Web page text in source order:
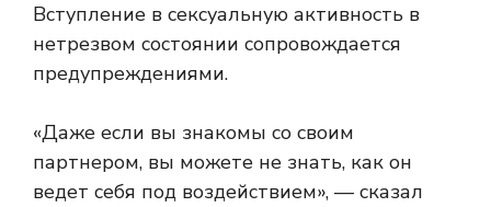
Вступление в сексуальную активность в
нетрезвом состоянии сопровождается
предупреждениями.
«Даже если вы знакомы со своим
партнером, вы можете не знать, как он
ведет себя под воздействием», — сказал